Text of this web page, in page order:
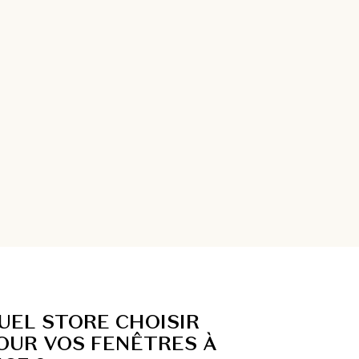
STORE CHOISIR
VOS FENÊTRES À